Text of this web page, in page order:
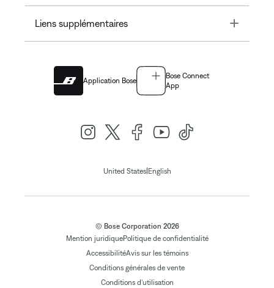
Liens supplémentaires Toggle
Application Bose
Bose Connect
App
United States| English
© Bose Corporation 2026
Mention juridiquePolitique de confidentialité
AccessibilitéAvis sur les témoins
Conditions générales de vente
Conditions d'utilisation